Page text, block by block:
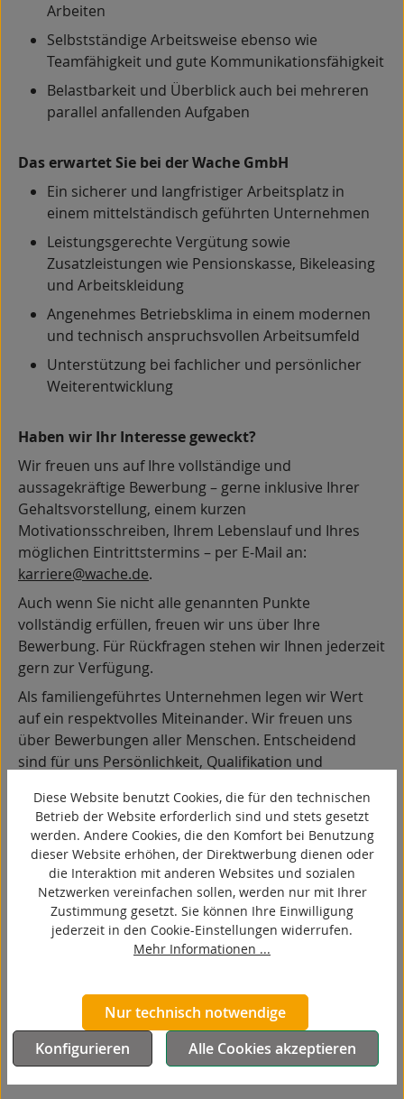
Arbeiten
Selbstständige Arbeitsweise ebenso wie
Teamfähigkeit und gute Kommunikationsfähigkeit
Belastbarkeit und Überblick auch bei mehreren
parallel anfallenden Aufgaben
Das erwartet Sie bei der Wache GmbH
Ein sicherer und langfristiger Arbeitsplatz in
einem mittelständisch geführten Unternehmen
Leistungsgerechte Vergütung sowie
Zusatzleistungen wie Pensionskasse, Bikeleasing
und Arbeitskleidung
Angenehmes Betriebsklima in einem modernen
und technisch anspruchsvollen Arbeitsumfeld
Unterstützung bei fachlicher und persönlicher
Weiterentwicklung
Haben wir Ihr Interesse geweckt?
Wir freuen uns auf Ihre vollständige und
aussagekräftige Bewerbung – gerne inklusive Ihrer
Gehaltsvorstellung, einem kurzen
Motivationsschreiben, Ihrem Lebenslauf und Ihres
möglichen Eintrittstermins – per E-Mail an:
karriere@wache.de.
Auch wenn Sie nicht alle genannten Punkte
vollständig erfüllen, freuen wir uns über Ihre
Bewerbung. Für Rückfragen stehen wir Ihnen jederzeit
gern zur Verfügung.
Als familiengeführtes Unternehmen legen wir Wert
auf ein respektvolles Miteinander. Wir freuen uns
über Bewerbungen aller Menschen. Entscheidend
sind für uns Persönlichkeit, Qualifikation und
Wir freuen uns darauf, Sie kennenzulernen!
Ausschreibung als PDF
29. April 2026
Zurück zur Übersicht
Weitere Stellenangebote
Diese Website benutzt Cookies, die für den technischen
Betrieb der Website erforderlich sind und stets gesetzt
werden. Andere Cookies, die den Komfort bei Benutzung
dieser Website erhöhen, der Direktwerbung dienen oder
die Interaktion mit anderen Websites und sozialen
Netzwerken vereinfachen sollen, werden nur mit Ihrer
Zustimmung gesetzt. Sie können Ihre Einwilligung
jederzeit in den Cookie-Einstellungen widerrufen.
Mehr Informationen ...
Nur technisch notwendige
Konfigurieren
Alle Cookies akzeptieren